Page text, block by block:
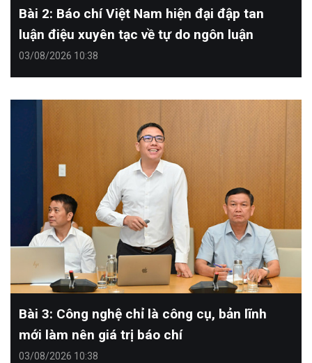
Bài 2: Báo chí Việt Nam hiện đại đập tan
luận điệu xuyên tạc về tự do ngôn luận
03/08/2026 10:38
Bài 3: Công nghệ chỉ là công cụ, bản lĩnh
mới làm nên giá trị báo chí
03/08/2026 10:38